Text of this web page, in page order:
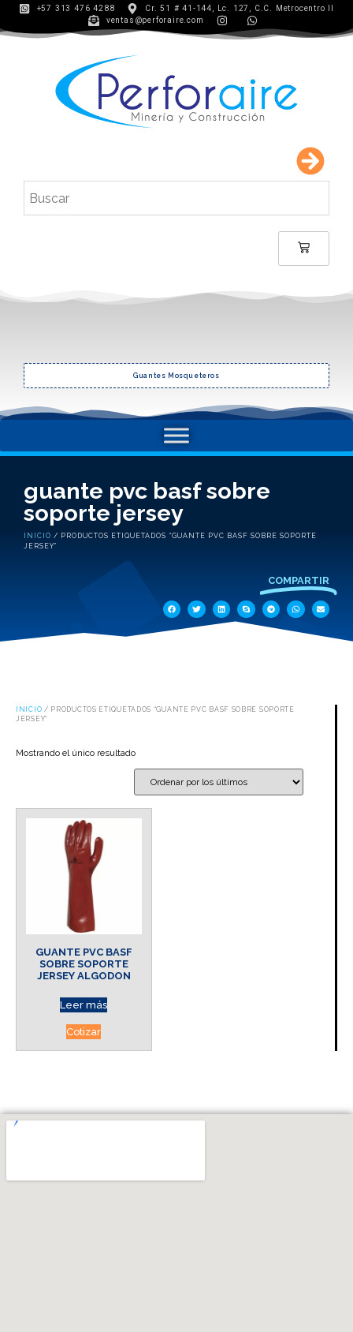
+57 313 476 4288
Cr. 51 # 41-144, Lc. 127, C.C. Metrocentro II
ventas@perforaire.com
Guantes Mosqueteros
guante pvc basf sobre
soporte jersey
INICIO / PRODUCTOS ETIQUETADOS “GUANTE PVC BASF SOBRE SOPORTE
JERSEY”
COMPARTIR
INICIO / PRODUCTOS ETIQUETADOS “GUANTE PVC BASF SOBRE SOPORTE
JERSEY”
Mostrando el único resultado
GUANTE PVC BASF
SOBRE SOPORTE
JERSEY ALGODON
Leer más
Cotizar